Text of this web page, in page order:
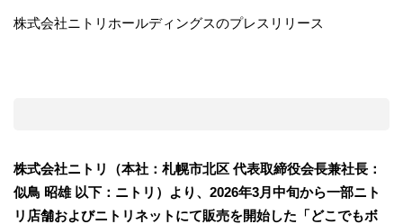
株式会社ニトリホールディングスのプレスリリース
株式会社ニトリ（本社：札幌市北区 代表取締役会長兼社長：
似鳥 昭雄 以下：ニトリ）より、2026年3⽉中旬から一部ニト
リ店舗およびニトリネットにて販売を開始した「どこでもボ